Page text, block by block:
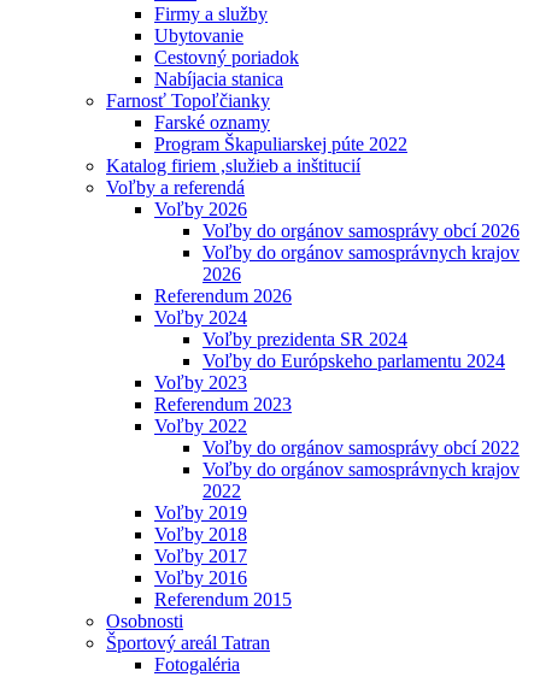
Firmy a služby
Ubytovanie
Cestovný poriadok
Nabíjacia stanica
Farnosť Topoľčianky
Farské oznamy
Program Škapuliarskej púte 2022
Katalog firiem ,služieb a inštitucií
Voľby a referendá
Voľby 2026
Voľby do orgánov samosprávy obcí 2026
Voľby do orgánov samosprávnych krajov
2026
Referendum 2026
Voľby 2024
Voľby prezidenta SR 2024
Voľby do Európskeho parlamentu 2024
Voľby 2023
Referendum 2023
Voľby 2022
Voľby do orgánov samosprávy obcí 2022
Voľby do orgánov samosprávnych krajov
2022
Voľby 2019
Voľby 2018
Voľby 2017
Voľby 2016
Referendum 2015
Osobnosti
Športový areál Tatran
Fotogaléria